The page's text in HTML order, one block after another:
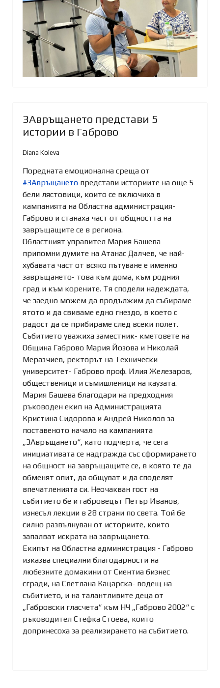
ЗАвръщането представи 5
истории в Габрово
Diana Koleva
Поредната емоционална среща от
#ЗАвръщането представи историите на още 5
бели лястовици, които се включиха в
кампанията на Областна администрация-
Габрово и станаха част от общността на
завръщащите се в региона.
Областният управител Мария Башева
припомни думите на Атанас Далчев, че най-
хубавата част от всяко пътуване е именно
завръщането- това към дома, към родния
град и към корените. Тя сподели надеждата,
че заедно можем да продължим да събираме
ятото и да свиваме едно гнездо, в което с
радост да се прибираме след всеки полет.
Събитието уважиха заместник- кметовете на
Община Габрово Мария Йозова и Николай
Меразчиев, ректорът на Технически
университет- Габрово проф. Илия Железаров,
общественици и съмишленици на каузата.
Мария Башева благодари на предходния
ръководен екип на Администрацията
Кристина Сидорова и Андрей Николов за
поставеното начало на кампанията
„ЗАвръщането“, като подчерта, че сега
инициативата се надгражда със сформирането
на общност на завръщащите се, в която те да
обменят опит, да общуват и да споделят
впечатленията си. Неочакван гост на
събитието бе и габровецът Петър Иванов,
изнесъл лекции в 28 страни по света. Той бе
силно развълнуван от историите, които
запалват искрата на завръщането.
Екипът на Областна администрация - Габрово
изказва специални благодарности на
любезните домакини от Сиентиа бизнес
сгради, на Светлана Кацарска- водещ на
събитието, и на талантливите деца от
„Габровски гласчета“ към НЧ „Габрово 2002“ с
ръководител Стефка Стоева, които
допринесоха за реализирането на събитието.